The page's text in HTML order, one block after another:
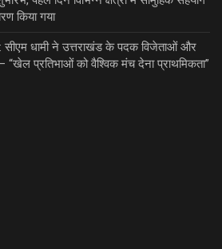
किया गया
सीएम धामी ने उत्तराखंड के पदक विजेताओं और
“खेल प्रतिभाओं को वैश्विक मंच देना प्राथमिकता”